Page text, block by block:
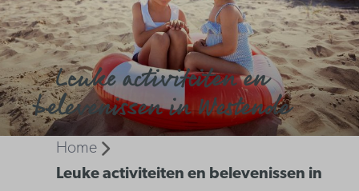
Leuke activiteiten en
belevenissen in Westende
Home
Leuke activiteiten en belevenissen in